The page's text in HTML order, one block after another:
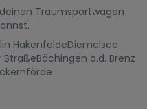
Traumsportwagen
HakenfeldeDiemelsee
StraßeBächingen a.d. Brenz